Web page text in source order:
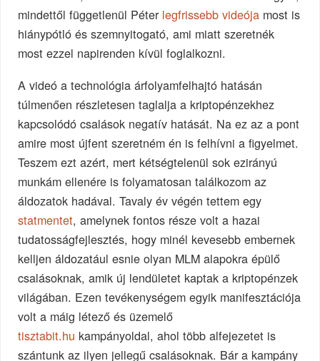
mindettől függetlenül Péter legfrissebb videója most is
hiánypótló és szemnyitogató, ami miatt szeretnék
most ezzel napirenden kívül foglalkozni.
A videó a technológia árfolyamfelhajtó hatásán
túlmenően részletesen taglalja a kriptopénzekhez
kapcsolódó csalások negatív hatását. Na ez az a pont
amire most újfent szeretném én is felhívni a figyelmet.
Teszem ezt azért, mert kétségtelenül sok ezirányú
munkám ellenére is folyamatosan találkozom az
áldozatok hadával. Tavaly év végén tettem egy
statmentet, amelynek fontos része volt a hazai
tudatosságfejlesztés, hogy minél kevesebb embernek
kelljen áldozatául esnie olyan MLM alapokra épülő
csalásoknak, amik új lendületet kaptak a kriptopénzek
világában. Ezen tevékenységem egyik manifesztációja
volt a máig létező és üzemelő
tisztabit.hu kampányoldal, ahol több alfejezetet is
szántunk az ilyen jellegű csalásoknak. Bár a kampány